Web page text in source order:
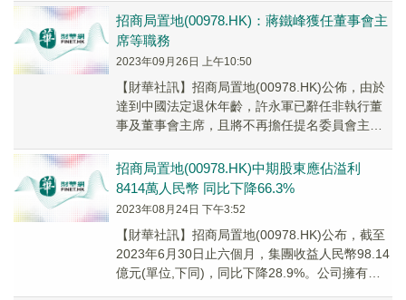
招商局置地(00978.HK)：蔣鐵峰獲任董事會主
席等職務
2023年09月26日 上午10:50
【財華社訊】招商局置地(00978.HK)公佈，由於
達到中國法定退休年齡，許永軍已辭任非執行董
事及董事會主席，且將不再擔任提名委員會主
招商局置地(00978.HK)中期股東應佔溢利
8414萬人民幣 同比下降66.3%
2023年08月24日 下午3:52
【財華社訊】招商局置地(00978.HK)公布，截至
2023年6月30日止六個月，集團收益人民幣98.14
億元(單位,下同)，同比下降28.9%。公司擁有人